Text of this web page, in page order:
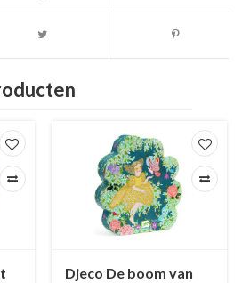
Djeco De boom van